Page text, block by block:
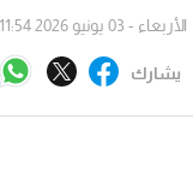
يشارك
الأربعاء - 03 يونيو 2026 11:54 ص